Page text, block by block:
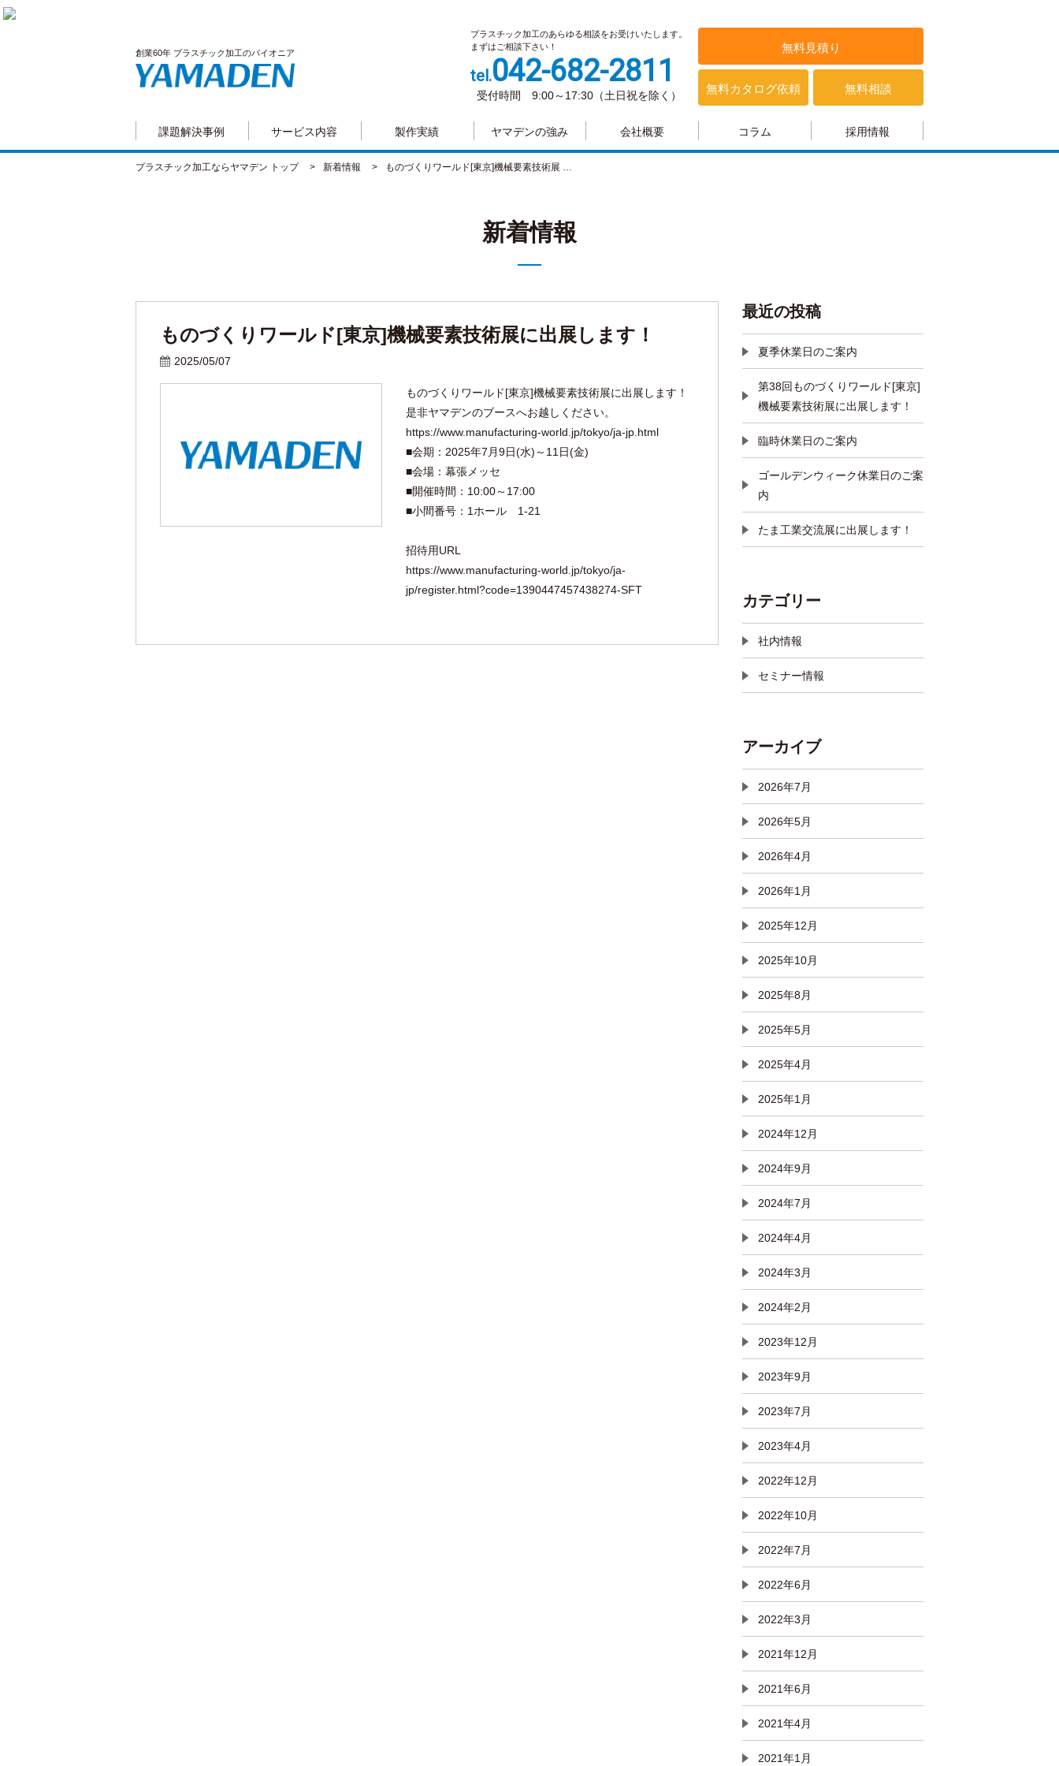
創業60年 プラスチック加工のパイオニア
プラスチック加工のあらゆる相談をお受けいたします。
まずはご相談下さい！
tel.042-682-2811
受付時間 9:00～17:30（土日祝を除く）
無料見積り
無料カタログ依頼 無料相談
課題解決事例 サービス内容 製作実績 ヤマデンの強み 会社概要 コラム 採用情報
プラスチック加工ならヤマデン トップ 新着情報 ものづくりワールド[東京]機械要素技術展 …
新着情報
ものづくりワールド[東京]機械要素技術展に出展します！
2025/05/07
ものづくりワールド[東京]機械要素技術展に出展します！
是非ヤマデンのブースへお越しください。
https://www.manufacturing-world.jp/tokyo/ja-jp.html
■会期：2025年7月9日(水)～11日(金)
■会場：幕張メッセ
■開催時間：10:00～17:00
■小間番号：1ホール 1-21
招待用URL
https://www.manufacturing-world.jp/tokyo/ja-
jp/register.html?code=1390447457438274-SFT
最近の投稿
夏季休業日のご案内
第38回ものづくりワールド[東京]
機械要素技術展に出展します！
臨時休業日のご案内
ゴールデンウィーク休業日のご案
内
たま工業交流展に出展します！
カテゴリー
社内情報
セミナー情報
アーカイブ
2026年7月
2026年5月
2026年4月
2026年1月
2025年12月
2025年10月
2025年8月
2025年5月
2025年4月
2025年1月
2024年12月
2024年9月
2024年7月
2024年4月
2024年3月
2024年2月
2023年12月
2023年9月
2023年7月
2023年4月
2022年12月
2022年10月
2022年7月
2022年6月
2022年3月
2021年12月
2021年6月
2021年4月
2021年1月